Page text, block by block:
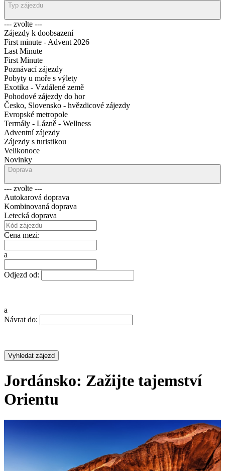
Typ zájezdu
--- zvolte ---
Zájezdy k doobsazení
First minute - Advent 2026
Last Minute
First Minute
Poznávací zájezdy
Pobyty u moře s výlety
Exotika - Vzdálené země
Pohodové zájezdy do hor
Česko, Slovensko - hvězdicové zájezdy
Evropské metropole
Termály - Lázně - Wellness
Adventní zájezdy
Zájezdy s turistikou
Velikonoce
Novinky
Doprava
--- zvolte ---
Autokarová doprava
Kombinovaná doprava
Letecká doprava
Cena mezi:
a
Odjezd od:
a
Návrat do:
Jordánsko: Zažijte tajemství
Orientu